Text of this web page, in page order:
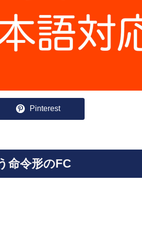
Pinterest
命令形のFC